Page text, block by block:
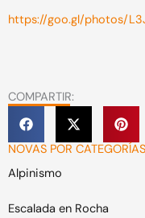
https://goo.gl/photos/
COMPARTIR:
NOVAS POR CATEGORÍAS
Alpinismo
Escalada en Rocha